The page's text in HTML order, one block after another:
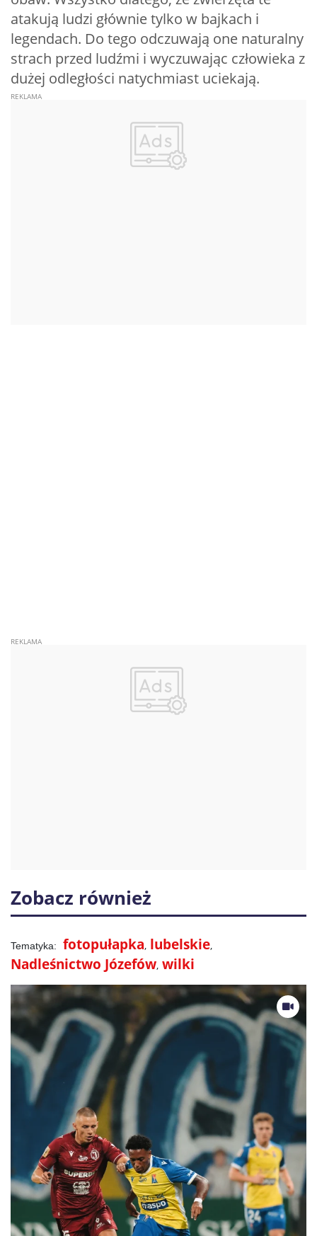
atakują ludzi głównie tylko w bajkach i
legendach. Do tego odczuwają one naturalny
strach przed ludźmi i wyczuwając człowieka z
dużej odległości natychmiast uciekają.
Zobacz również
fotopułapka lubelskie
Nadleśnictwo Józefów wilki